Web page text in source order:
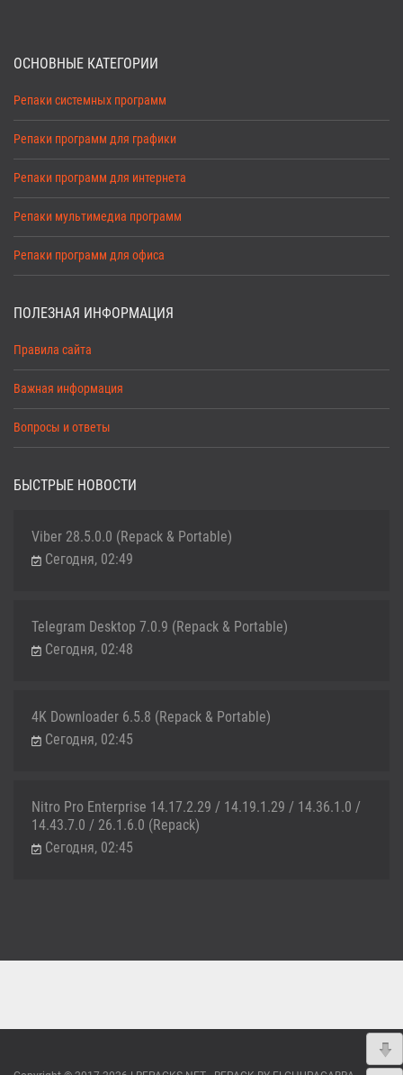
ОСНОВНЫЕ КАТЕГОРИИ
Репаки системных программ
Репаки программ для графики
Репаки программ для интернета
Репаки мультимедиа программ
Репаки программ для офиса
ПОЛЕЗНАЯ ИНФОРМАЦИЯ
Правила сайта
Важная информация
Вопросы и ответы
БЫСТРЫЕ НОВОСТИ
Viber 28.5.0.0 (Repack & Portable)
Сегодня, 02:49
Telegram Desktop 7.0.9 (Repack & Portable)
Сегодня, 02:48
4K Downloader 6.5.8 (Repack & Portable)
Сегодня, 02:45
Nitro Pro Enterprise 14.17.2.29 / 14.19.1.29 / 14.36.1.0 /
14.43.7.0 / 26.1.6.0 (Repack)
Сегодня, 02:45